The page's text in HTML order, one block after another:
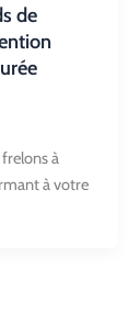
de
à
à votre